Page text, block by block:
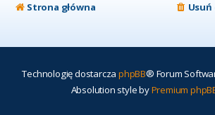
Strona główna
Technologię dostarcza phpBB® Forum
Absolution style byPremium